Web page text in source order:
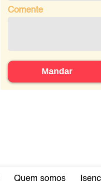
Comente
Mandar
Quem somos